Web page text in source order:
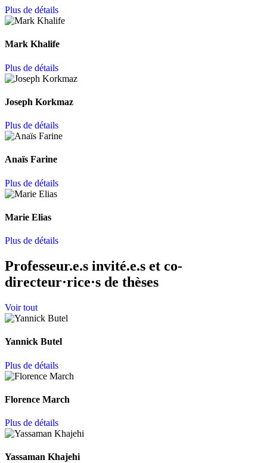
Plus de détails
Mark Khalife
Plus de détails
Joseph Korkmaz
Plus de détails
Anaïs Farine
Plus de détails
Marie Elias
Plus de détails
Professeur.e.s invité.e.s et co-
directeur·rice·s de thèses
Voir tout
Yannick Butel
Plus de détails
Florence March
Plus de détails
Yassaman Khajehi